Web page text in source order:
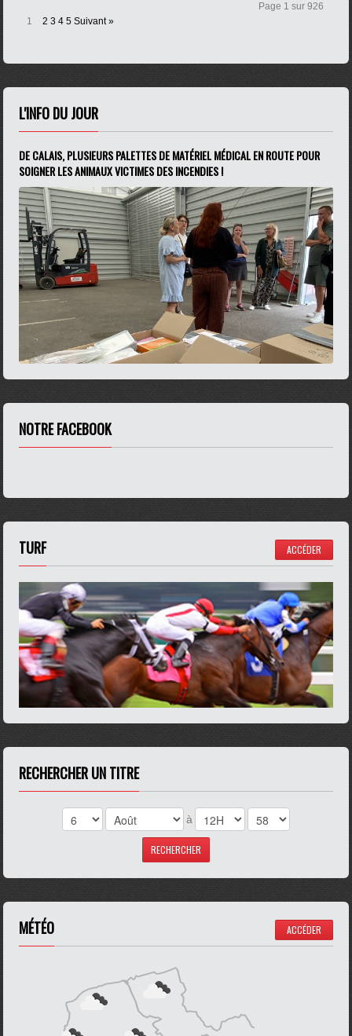
1 2 3 4 5 Suivant »
Page 1 sur 926
L'INFO DU JOUR
DE CALAIS, PLUSIEURS PALETTES DE MATÉRIEL MÉDICAL EN ROUTE POUR
SOIGNER LES ANIMAUX VICTIMES DES INCENDIES !
NOTRE FACEBOOK
TURF ACCÉDER
RECHERCHER UN TITRE
à
MÉTÉO ACCÉDER